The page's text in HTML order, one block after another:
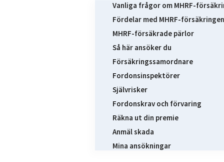
Vanliga frågor om MHRF-
Fördelar med MHRF-försäkringen
MHRF-försäkrade pärlor
Så här ansöker du
Försäkringssamordnare
Fordonsinspektörer
Självrisker
Fordonskrav och förvaring
Räkna ut din premie
Anmäl skada
Mina ansökningar